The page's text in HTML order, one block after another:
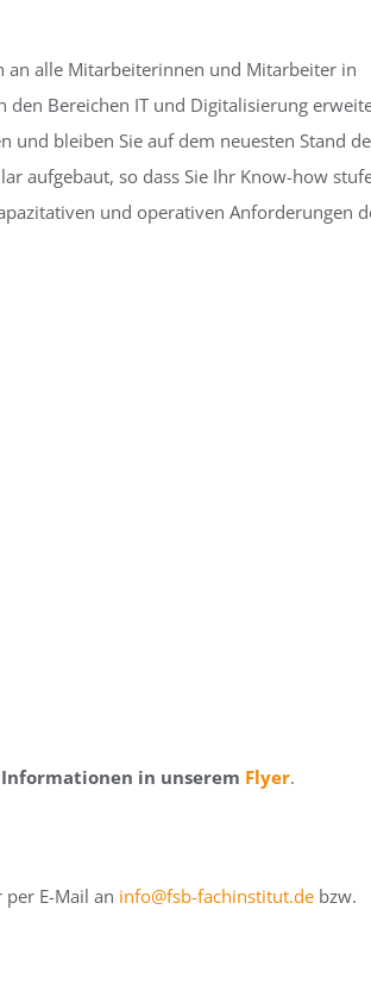
an alle Mitarbeiterinnen und Mitarbeiter in
Bereichen IT und Digitalisierung
und bleiben Sie auf dem neuesten Stand
aufgebaut, so dass Sie Ihr Know-how
und operativen Anforderungen
in unserem Flyer.
E-Mail an info@fsb-fachinstitut.debzw.